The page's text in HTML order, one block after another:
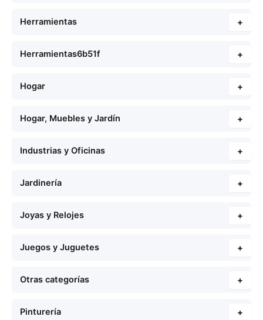
Herramientas +
Herramientas6b51f +
Hogar +
Hogar, Muebles y Jardín +
Industrias y Oficinas +
Jardinería +
Joyas y Relojes +
Juegos y Juguetes +
Otras categorías +
Pinturería +